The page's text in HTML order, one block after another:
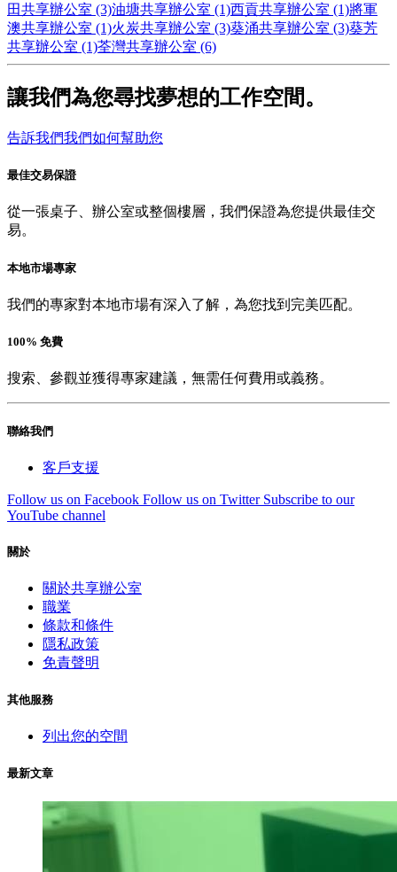
田共享辦公室 (3)油塘共享辦公室 (1)西貢共享辦公室 (1)將軍
澳共享辦公室 (1)火炭共享辦公室 (3)葵涌共享辦公室 (3)葵芳
共享辦公室 (1)荃灣共享辦公室 (6)
讓我們為您尋找夢想的工作空間。
告訴我們我們如何幫助您
最佳交易保證
從一張桌子、辦公室或整個樓層，我們保證為您提供最佳交
易。
本地市場專家
我們的專家對本地市場有深入了解，為您找到完美匹配。
100% 免費
搜索、參觀並獲得專家建議，無需任何費用或義務。
聯絡我們
客戶支援
Follow us on Facebook Follow us on Twitter Subscribe to our
YouTube channel
關於
關於共享辦公室
職業
條款和條件
隱私政策
免責聲明
其他服務
列出您的空間
最新文章